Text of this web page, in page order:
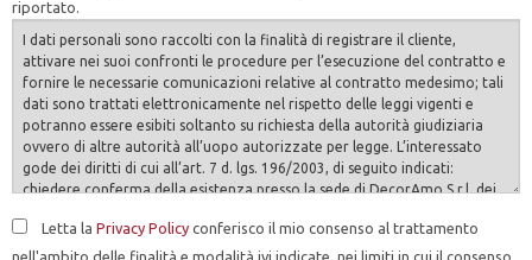
riportato.
Letta la Privacy Policy conferisco il mio consenso al trattamento